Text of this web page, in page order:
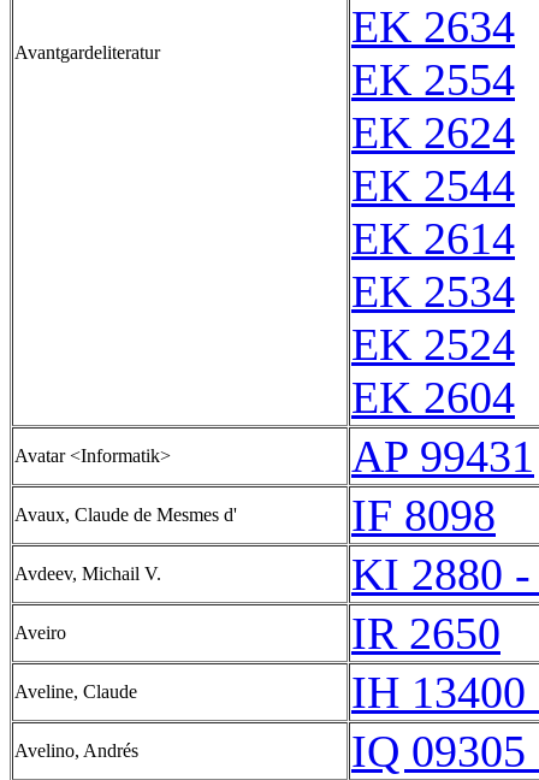
Avantgardeliteratur
EK 2634
EK 2554
EK 2624
EK 2544
EK 2614
EK 2534
EK 2524
EK 2604
Avatar <Informatik> AP 99431
Avaux, Claude de Mesmes d' IF 8098
Avdeev, Michail V. KI 2880
Aveiro IR 2650
Aveline, Claude IH
Avelino, Andrés IQ